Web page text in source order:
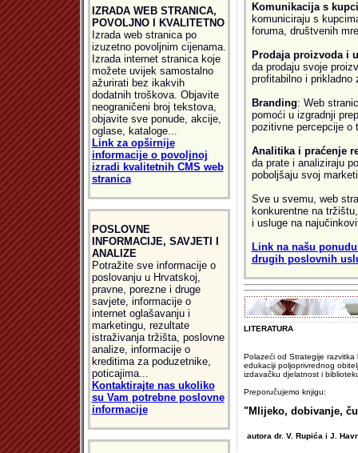
IZRADA WEB STRANICA,
POVOLJNO I KVALITETNO
Izrada web stranica po
izuzetno povoljnim cijenama.
Izrada internet stranica koje
možete uvijek samostalno
ažurirati bez ikakvih
dodatnih troškova. Objavite
neograničeni broj tekstova,
objavite sve ponude, akcije,
oglase, kataloge...
Link za opširnije
informacije o povoljnoj
izradi kvalitetnih CMS web
stranica
POSLOVNE
INFORMACIJE, SAVJETI I
ANALIZE
Potražite sve informacije o
poslovanju u Hrvatskoj,
pravne, porezne i druge
savjete, informacije o
internet oglašavanju i
marketingu, rezultate
istraživanja tržišta, poslovne
analize, informacije o
kreditima za poduzetnike,
poticajima...
Kontaktirajte nas ukoliko
su Vam potrebne poslovne
informacije
Komunikacija s
komuniciraju s
foruma, društvenih
Prodaja proizvoda i
da prodaju svoje
profitabilno i prikladno
Branding: Web
pomoći u izgradnji
pozitivne percepcije o
Analitika i praćenje
da prate i analiziraju
poboljšaju svoj
Sve u svemu, web
konkurentne na
i usluge na
Link na našu
drugih poslovnih
LITERATURA
Polazeći od Strategije
edukaciji poljoprivrednog
izdavačku djelatnost i
Preporučujemo knjigu:
"Mlijeko, dobivanje,
autora dr. V. Rupića i J.